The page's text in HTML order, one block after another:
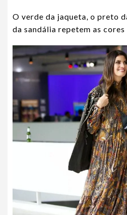
O verde da jaqueta, o preto
da sandália repetem as cores